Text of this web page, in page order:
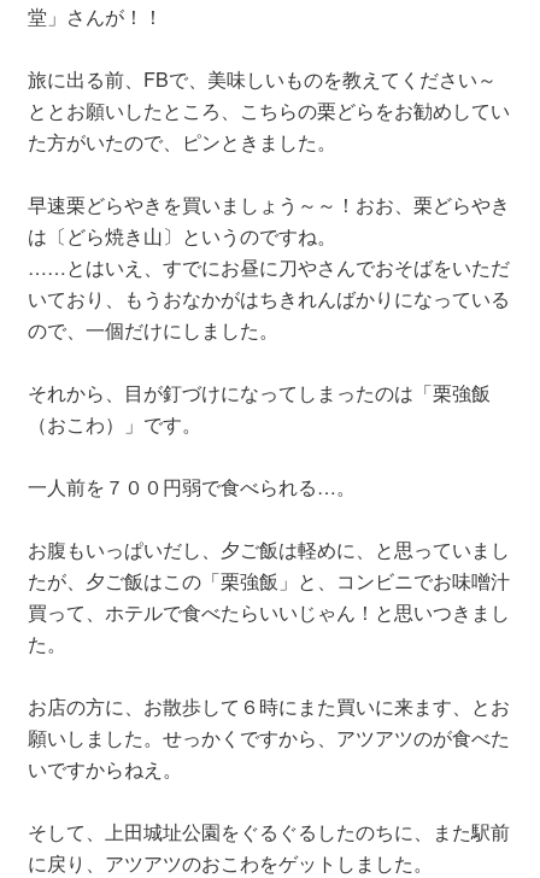
堂」さんが！！
旅に出る前、FBで、美味しいものを教えてください～
ととお願いしたところ、こちらの栗どらをお勧めしてい
た方がいたので、ピンときました。
早速栗どらやきを買いましょう～～！おお、栗どらやき
は〔どら焼き山〕というのですね。
……とはいえ、すでにお昼に刀やさんでおそばをいただ
いており、もうおなかがはちきれんばかりになっている
ので、一個だけにしました。
それから、目が釘づけになってしまったのは「栗強飯
（おこわ）」です。
一人前を７００円弱で食べられる…。
お腹もいっぱいだし、夕ご飯は軽めに、と思っていまし
たが、夕ご飯はこの「栗強飯」と、コンビニでお味噌汁
買って、ホテルで食べたらいいじゃん！と思いつきまし
た。
お店の方に、お散歩して６時にまた買いに来ます、とお
願いしました。せっかくですから、アツアツのが食べた
いですからねえ。
そして、上田城址公園をぐるぐるしたのちに、また駅前
に戻り、アツアツのおこわをゲットしました。